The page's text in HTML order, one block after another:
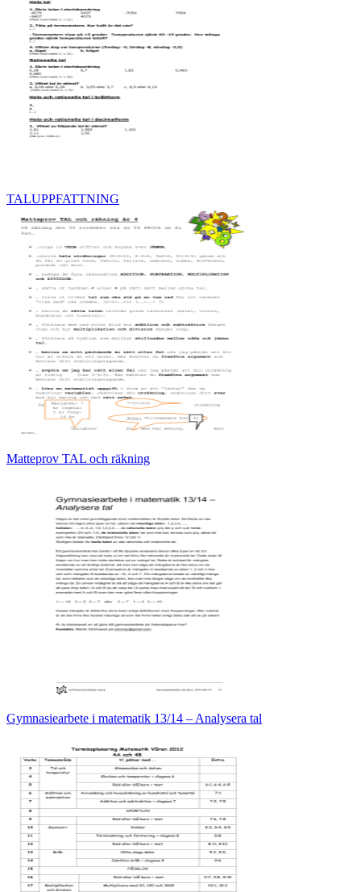
TALUPPFATTNING
Matteprov TAL och räkning
Gymnasiearbete i matematik 13/14 – Analysera tal